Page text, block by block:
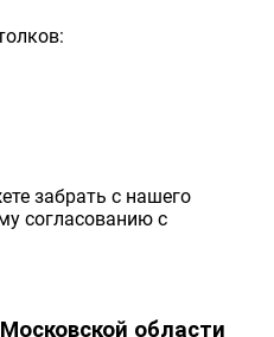
забрать с нашего
согласованию с
области